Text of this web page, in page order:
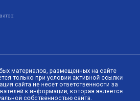
материалов, размещенных на сайте
только при условии активной ссылки
сайта не несет ответственности за
к информации, которая является
собственностью сайта.